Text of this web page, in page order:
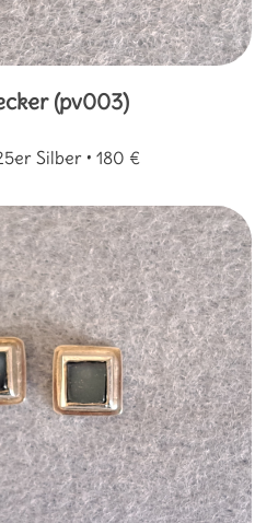
(pv003)
Silber • 180 €